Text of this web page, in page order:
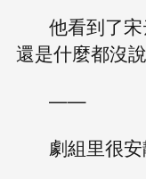
他看到了
還是什麼都沒
——
劇組里很安